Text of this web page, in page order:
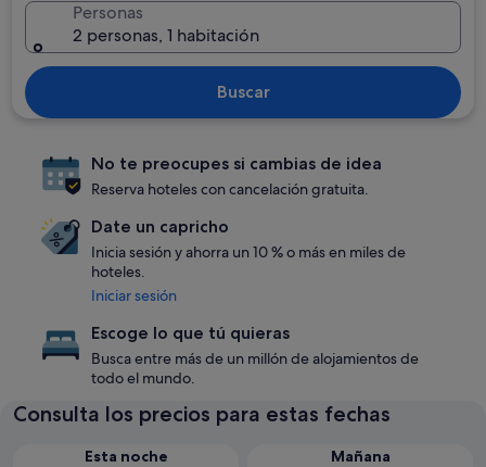
Personas
2 personas, 1 habitación
Buscar
No te preocupes si cambias de idea
Reserva hoteles con cancelación gratuita.
Date un capricho
Inicia sesión y ahorra un 10 % o más en miles de
hoteles.
Iniciar sesión
Escoge lo que tú quieras
Busca entre más de un millón de alojamientos de
todo el mundo.
Consulta los precios para estas fechas
Esta noche
Mañana